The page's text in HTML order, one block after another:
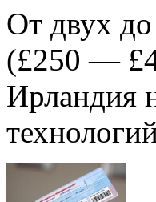
От двух до
(£250 —
Ирландия